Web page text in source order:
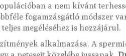
a nem kívánt
fogamzásgátló módszer
megéléséhez is hozzájárul.
alkalmazása. A